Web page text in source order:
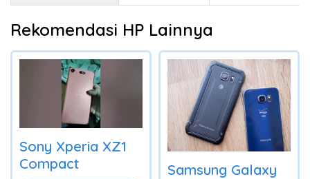
Rekomendasi HP Lainnya
Sony Xperia XZ1
Compact
Samsung Galaxy